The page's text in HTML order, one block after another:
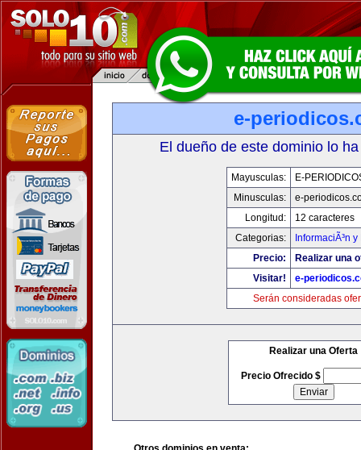
e-
El dueño de este dominio lo
Mayusculas:
E-
Minusculas:
e-
Longitud:
12 caracteres
Categorias:
InformaciÃ³n
Precio:
Realizar una
Visitar!
e-
Serán consideradas
Realizar una Oferta
Precio Ofrecido $